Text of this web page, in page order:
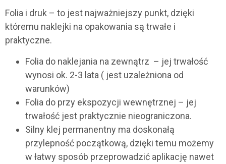
Folia i druk – to jest najważniejszy punkt, dzięki
któremu naklejki na opakowania są trwałe i
praktyczne.
Folia do naklejania na zewnątrz – jej trwałość
wynosi ok. 2-3 lata ( jest uzależniona od
warunków)
Folia do przy ekspozycji wewnętrznej – jej
trwałość jest praktycznie nieograniczona.
Silny klej permanentny ma doskonałą
przylepność początkową, dzięki temu możemy
w łatwy sposób przeprowadzić aplikację nawet